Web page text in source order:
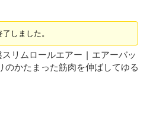
しました。
スリムロールエアー | エアーバッ
のかたまった筋肉を伸ばしてゆる